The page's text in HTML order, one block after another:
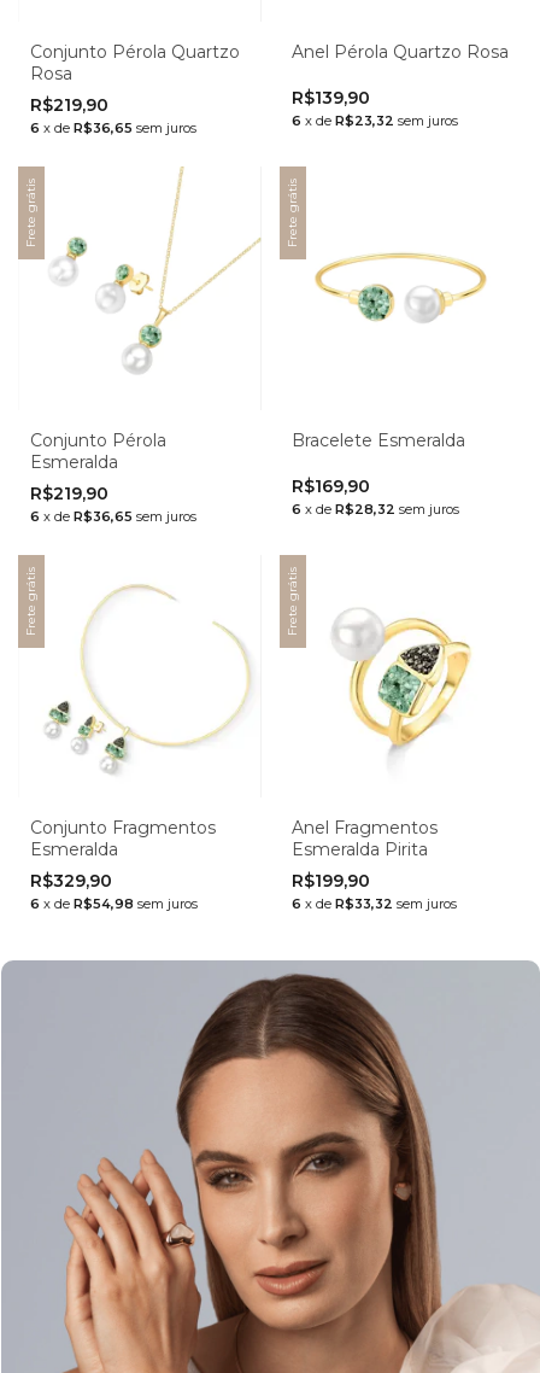
Conjunto Pérola Quartzo
Rosa
R$219,90
6 x de R$36,65 sem juros
Anel Pérola Quartzo Rosa
R$139,90
6 x de R$23,32 sem juros
Frete grátis
Conjunto Pérola
Esmeralda
R$219,90
6 x de R$36,65 sem juros
Frete grátis
Bracelete Esmeralda
R$169,90
6 x de R$28,32 sem juros
Frete grátis
Conjunto Fragmentos
Esmeralda
R$329,90
6 x de R$54,98 sem juros
Frete grátis
Anel Fragmentos
Esmeralda Pirita
R$199,90
6 x de R$33,32 sem juros